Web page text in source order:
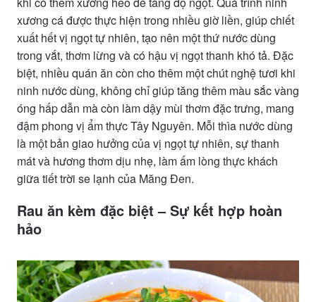
xương cá được thực hiện trong nhiều giờ liền, giúp chiết
xuất hết vị ngọt tự nhiên, tạo nên một thứ nước dùng
trong vắt, thơm lừng và có hậu vị ngọt thanh khó tả. Đặc
biệt, nhiều quán ăn còn cho thêm một chút nghệ tươi khi
ninh nước dùng, không chỉ giúp tăng thêm màu sắc vàng
óng hấp dẫn mà còn làm dậy mùi thơm đặc trưng, mang
đậm phong vị ẩm thực Tây Nguyên. Mỗi thìa nước dùng
là một bản giao hưởng của vị ngọt tự nhiên, sự thanh
mát và hương thơm dịu nhẹ, làm ấm lòng thực khách
giữa tiết trời se lạnh của Măng Đen.
Rau ăn kèm đặc biệt – Sự kết hợp hoàn
hảo